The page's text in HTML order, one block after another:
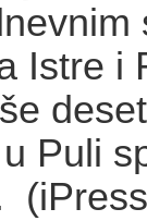
Istre i
Puli